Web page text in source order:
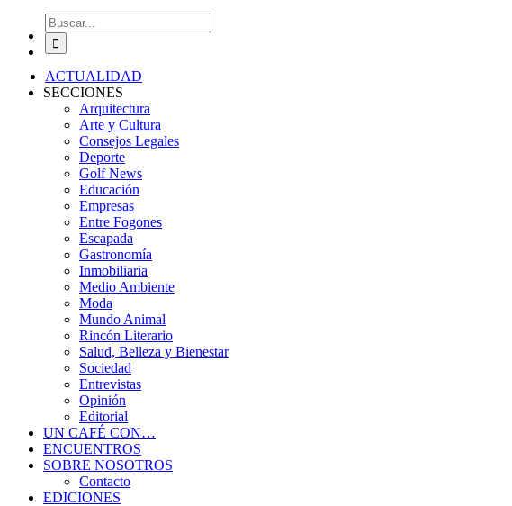
Buscar:
ACTUALIDAD
SECCIONES
Arquitectura
Arte y Cultura
Consejos Legales
Deporte
Golf News
Educación
Empresas
Entre Fogones
Escapada
Gastronomía
Inmobiliaria
Medio Ambiente
Moda
Mundo Animal
Rincón Literario
Salud, Belleza y Bienestar
Sociedad
Entrevistas
Opinión
Editorial
UN CAFÉ CON…
ENCUENTROS
SOBRE NOSOTROS
Contacto
EDICIONES